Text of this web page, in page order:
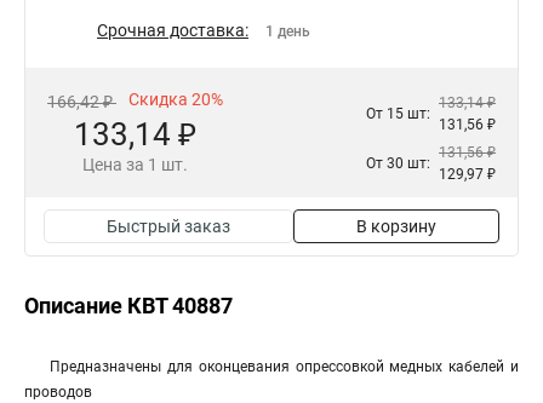
Срочная доставка: 1 день
166,42 ₽ Скидка 20%
133,14 ₽
Цена за 1 шт.
От 15 шт:
133,14 ₽
131,56 ₽
От 30 шт:
131,56 ₽
129,97 ₽
Быстрый заказ В корзину
Описание КВТ 40887
Предназначены для оконцевания опрессовкой медных кабелей и
проводов